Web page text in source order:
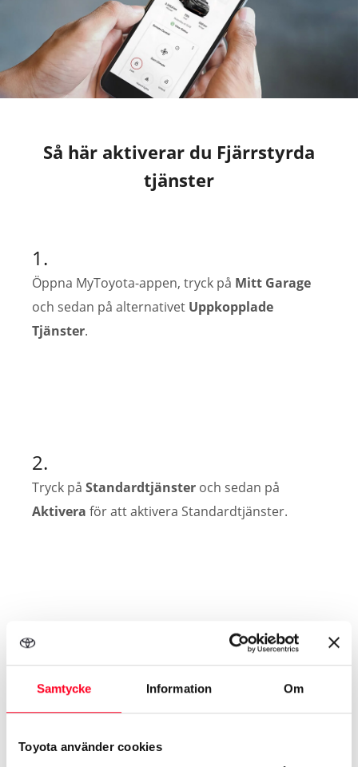
Samtycke Information Om
Toyota använder cookies
Så här aktiverar du Fjärrstyrda
tjänster
1.
Öppna MyToyota-appen, tryck på Mitt Garage
och sedan på alternativet Uppkopplade
Tjänster.
2.
Tryck på Standardtjänster och sedan på
Aktivera för att aktivera Standardtjänster.
3.
I listan över tillgängliga tjänster, tryck på
Fjärrstyrda Tjänsteroch sedan på Aktiveraför
att aktivera fjärrstyrda tjänster.